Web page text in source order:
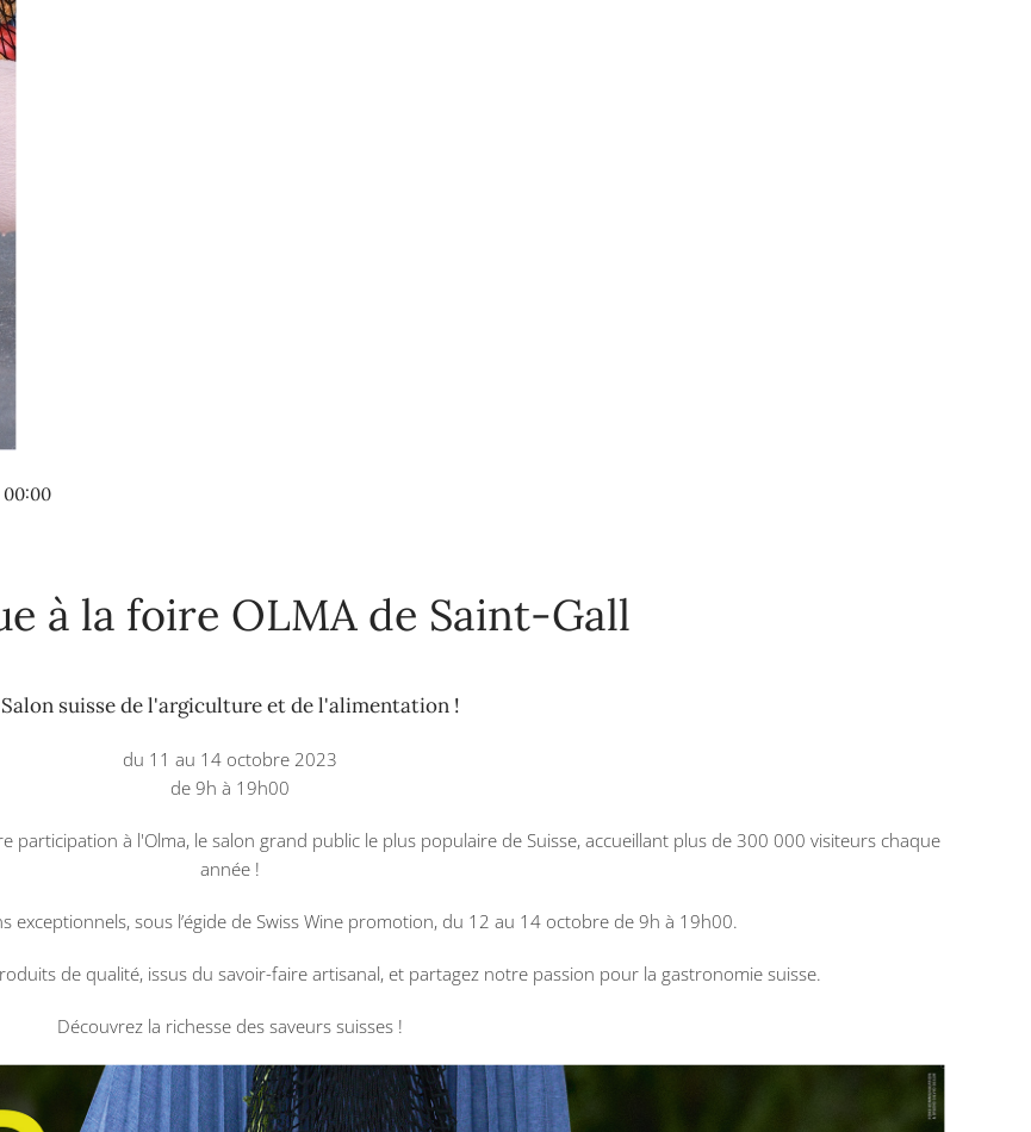
00:00
à la foire OLMA de Saint-Gall
Salon suisse de l'argiculture et de l'alimentation !
du 11 au 14 octobre 2023
de 9h à 19h00
participation à l'Olma, le salon grand public le plus populaire de Suisse, accueillant plus de 300 000 visiteurs chaque
année !
exceptionnels, sous l’égide de Swiss Wine promotion, du 12 au 14 octobre de 9h à 19h00.
de qualité, issus du savoir-faire artisanal, et partagez notre passion pour la gastronomie suisse.
Découvrez la richesse des saveurs suisses !